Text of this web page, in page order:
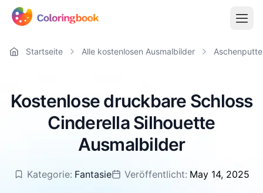
Startseite Alle kostenlosen Ausmalbilder
Kostenlose druckbare Schloss
Cinderella Silhouette
Ausmalbilder
Kategorie: Fantasie Veröffentlicht: May 14, 2025